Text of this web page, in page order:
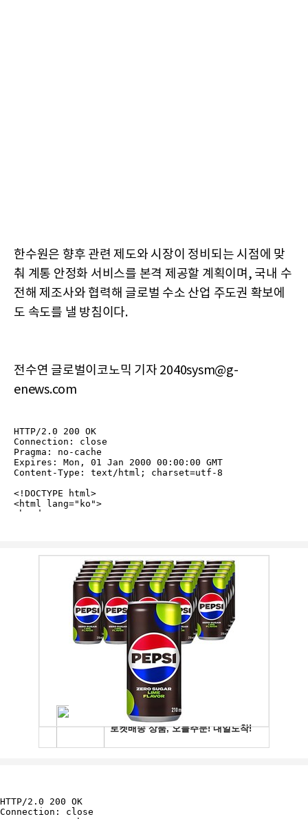
한수원은 향후 관련 제도와 시장이 정비되는 시점에 맞
춰 계통 안정화 서비스를 본격 제공할 계획이며, 국내 수
전해 제조사와 협력해 글로벌 수소 산업 주도권 확보에
도 속도를 낼 방침이다.
전수연 글로벌이코노믹 기자 2040sysm@g-
enews.com